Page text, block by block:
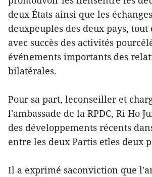
deux États ainsi que les
deuxpeuples des deux pays,
avec succès des activités
événements importants des
bilatérales.
Pour sa part, leconseiller et
l'ambassade de la RPDC, Ri Ho
des développements récents
entre les deux Partis etles deux
Il a exprimé saconviction que